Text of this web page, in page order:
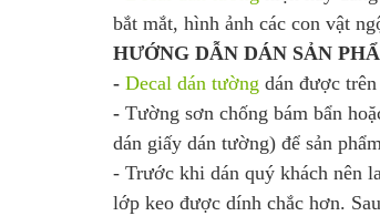
bắt mắt, hình ảnh các con vật
HƯỚNG DẪN DÁN SẢN
- Decal dán tường dán được
- Tường sơn chống bám bẩn
dán giấy dán tường) để sản
- Trước khi dán quý khách nên
lớp keo được dính chắc hơn.